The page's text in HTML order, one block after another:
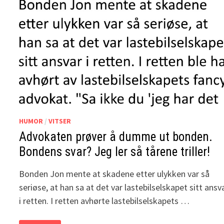
HUMOR /VITSER
Advokaten prøver å dumme ut bonden.
Bondens svar? Jeg ler så tårene triller!
Bonden Jon mente at skadene etter ulykken var så
seriøse, at han sa at det var lastebilselskapet sitt
i retten. I retten avhørte lastebilselskapets …